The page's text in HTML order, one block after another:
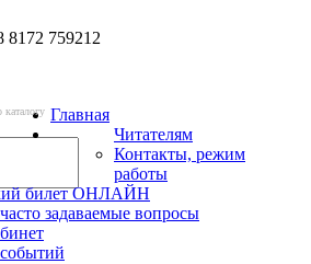
8172 759212
Главная
Читателям
Контакты, режим
работы
билет ОНЛАЙН
задаваемые вопросы